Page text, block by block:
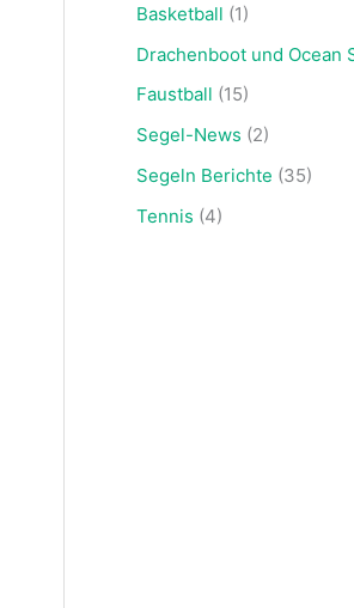
Basketball (1)
Drachenboot und Ocean
Faustball (15)
Segel-News (2)
Segeln Berichte (35)
Tennis (4)